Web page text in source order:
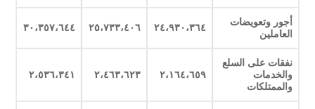
أجور وتعويضات
العاملين
٢٤،٩٣٠،٣٦٤ ٢٥،٧٣٣،٤٠٦ ٣٠،٣٥٧،٦٤٤
نفقات على السلع
والخدمات
والممتلكات
٢،١٦٤،٦٥٩ ٢،٤٦٣،٦٢٣ ٢،٥٣٦،٣٤١